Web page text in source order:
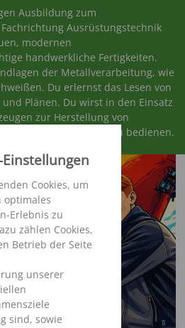
Einstellungen
Cookies, um
optimales
Erlebnis zu
zählen Cookies,
Betrieb der Seite
unserer
sind, sowie
Ausbildung zum
Ausrüstungstechnik
modernen
handwerkliche Fertigkeiten.
der Metallverarbeitung, wie
Du erlernst das Lesen von
Plänen. Du wirst in den Einsatz
zur Herstellung von
lernst, diese effizient zu bedienen.